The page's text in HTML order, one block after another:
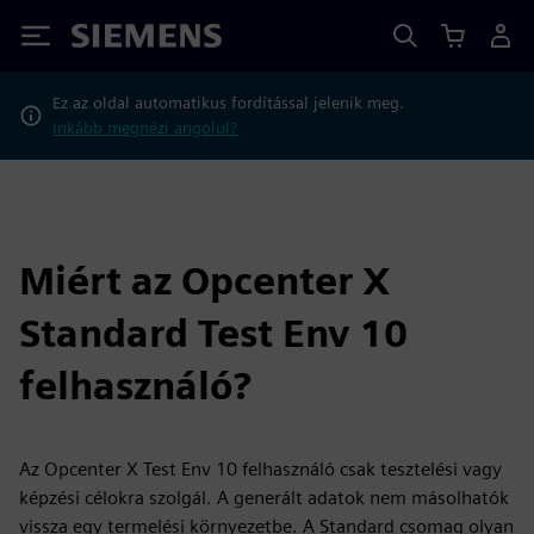
Siemens
Ez az oldal automatikus fordítással jelenik meg.
Inkább megnézi angolul?
Miért az Opcenter X
Standard Test Env 10
felhasználó?
Az Opcenter X Test Env 10 felhasználó csak tesztelési vagy
képzési célokra szolgál. A generált adatok nem másolhatók
vissza egy termelési környezetbe. A Standard csomag olyan